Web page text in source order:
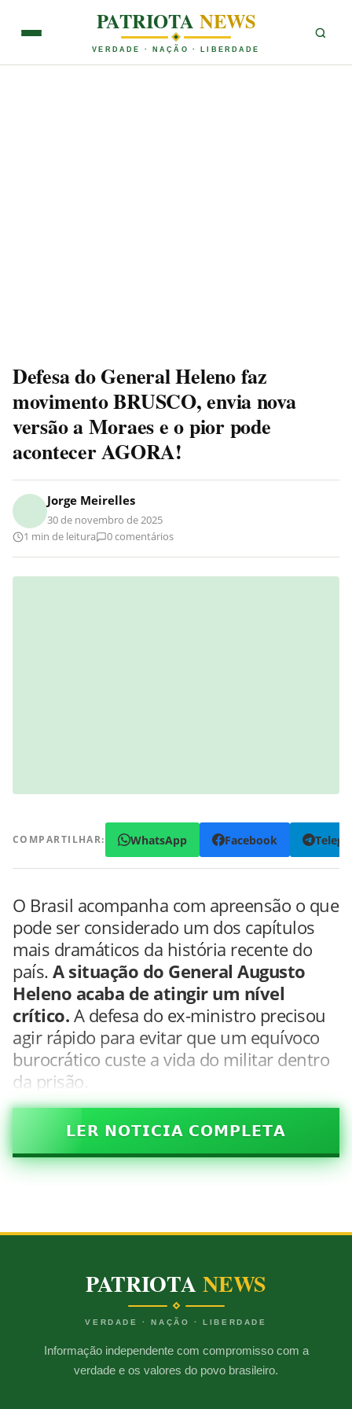
PATRIOTANEWS
VERDADE · NAÇÃO · LIBERDADE
Defesa do General Heleno faz
movimento BRUSCO, envia nova
versão a Moraes e o pior pode
acontecer AGORA!
Jorge Meirelles
30 de novembro de 2025
1 min de leitura
0 comentários
COMPARTILHAR: WhatsApp Facebook
O Brasil acompanha com apreensão o que
pode ser considerado um dos capítulos
mais dramáticos da história recente do
país. A situação do General Augusto
Heleno acaba de atingir um nível
crítico. A defesa do ex-ministro precisou
agir rápido para evitar que um equívoco
burocrático custe a vida do militar dentro
da prisão.
𝗟𝗘𝗥 𝗡𝗢𝗧𝗜𝗖𝗜𝗔 𝗖𝗢𝗠𝗣𝗟𝗘𝗧𝗔
PATRIOTANEWS
VERDADE · NAÇÃO · LIBERDADE
Informação independente com compromisso com a
verdade e os valores do povo brasileiro.